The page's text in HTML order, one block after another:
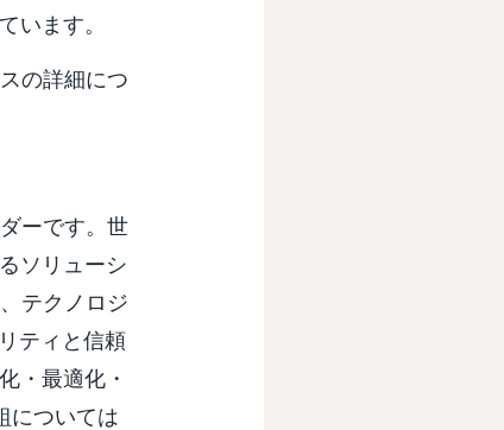
います。
の詳細につ
ーです。世
ソリューシ
テクノロジ
ティと信頼
・最適化・
については